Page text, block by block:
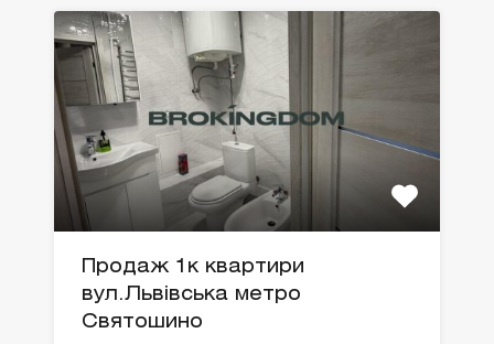
Продаж 1к квартири
вул.Львівська метро
Святошино